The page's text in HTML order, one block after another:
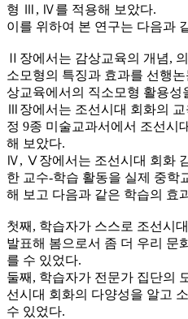
형 Ⅲ, Ⅳ를 적용해 보았다.
이를 위하여 본 연구는 다음과
Ⅱ장에서는 감상교육의 개념,
소모형의 특징과 효과를 선행
상교육에서의 직소모형 활용성
Ⅲ장에서는 조선시대 회화의 교
정 9종 미술교과서에서 조선시
해 보았다.
Ⅳ, Ⅴ장에서는 조선시대 회화
한 교수-학습 활동을 실제 중학
해 보고 다음과 같은 학습의 효
첫째, 학습자가 스스로 조선시
발표해 봄으로서 좀 더 우리 문
를 수 있었다.
둘째, 학습자가 전문가 집단의
선시대 회화의 다양성을 알고
수 있었다.